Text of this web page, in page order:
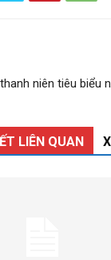
niên tiêu biểu
LIÊN QUAN